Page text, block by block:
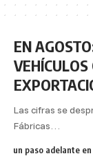
EN
Las cifras se
Fábricas…
un paso adelante